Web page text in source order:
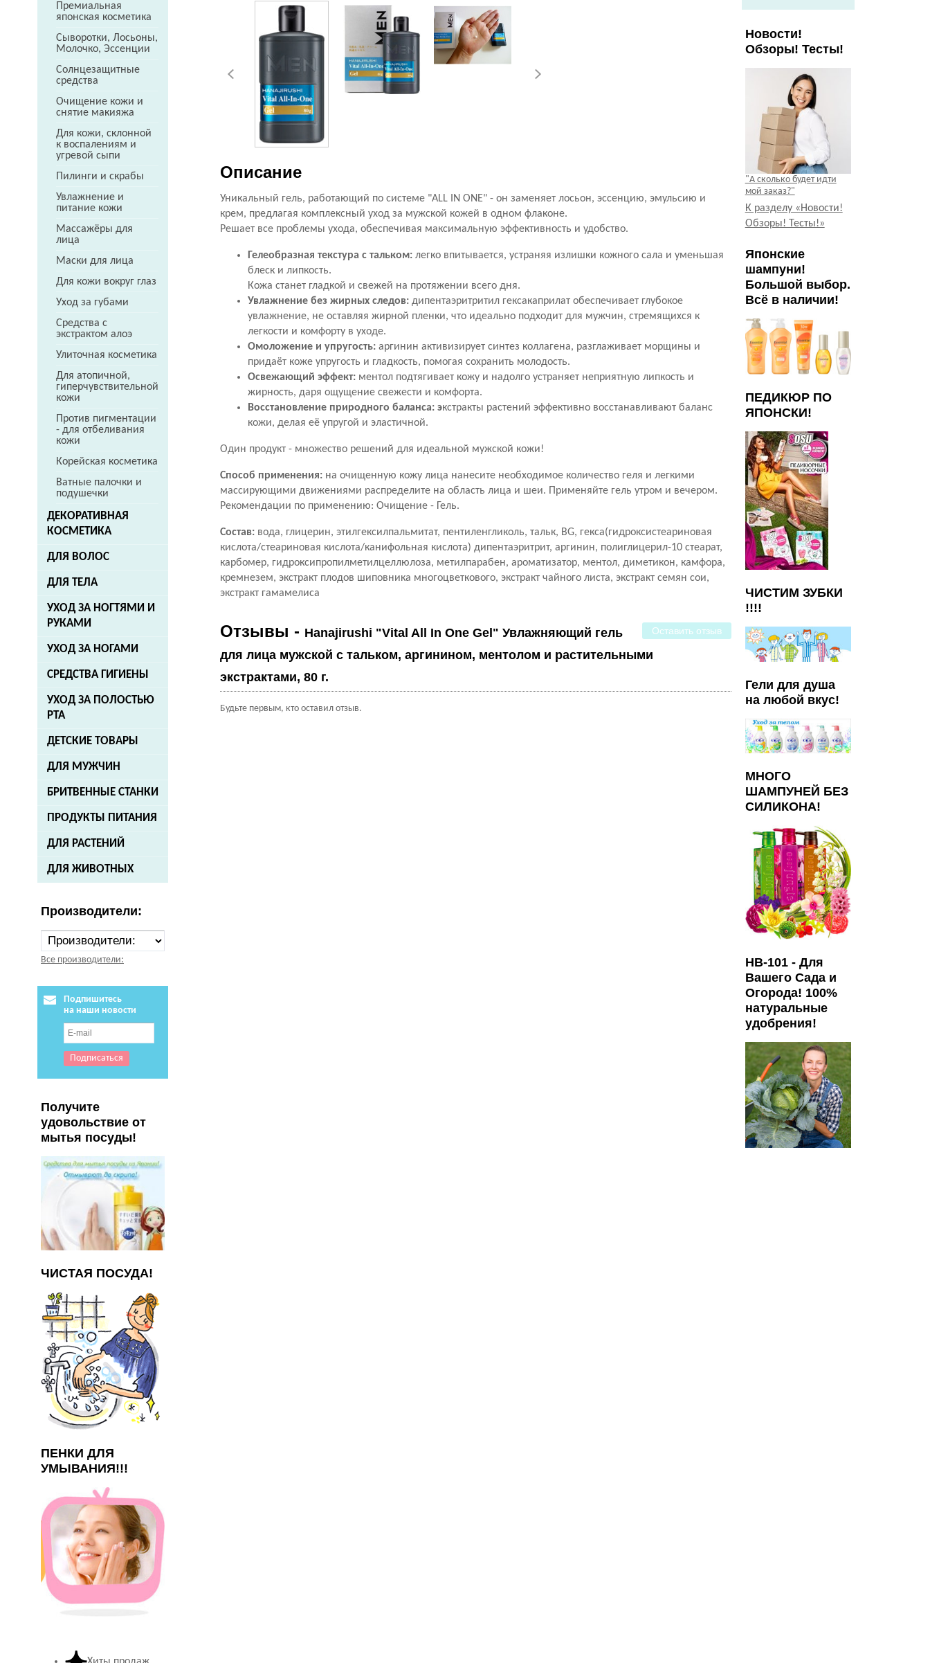
Премиальная
японская косметика
Сыворотки, Лосьоны,
Молочко, Эссенции
Солнцезащитные
средства
Очищение кожи и
снятие макияжа
Для кожи, склонной
к воспалениям и
угревой сыпи
Пилинги и скрабы
Увлажнение и
питание кожи
Массажёры для
лица
Маски для лица
Для кожи вокруг глаз
Уход за губами
Средства с
экстрактом алоэ
Улиточная косметика
Для атопичной,
гиперчувствительной
кожи
Против пигментации
- для отбеливания
кожи
Корейская косметика
Ватные палочки и
подушечки
ДЕКОРАТИВНАЯ
КОСМЕТИКА
ДЛЯ ВОЛОС
ДЛЯ ТЕЛА
УХОД ЗА НОГТЯМИ И
РУКАМИ
УХОД ЗА НОГАМИ
СРЕДСТВА ГИГИЕНЫ
УХОД ЗА ПОЛОСТЬЮ
РТА
ДЕТСКИЕ ТОВАРЫ
ДЛЯ МУЖЧИН
БРИТВЕННЫЕ СТАНКИ
ПРОДУКТЫ ПИТАНИЯ
ДЛЯ РАСТЕНИЙ
ДЛЯ ЖИВОТНЫХ
Производители:
Все производители:
Подпишитесь
на наши новости
Получите
удовольствие от
мытья посуды!
ЧИСТАЯ ПОСУДА!
ПЕНКИ ДЛЯ
УМЫВАНИЯ!!!
Описание
Уникальный гель, работающий по системе "ALL IN ONE" - он заменяет лосьон, эссенцию, эмульсию и
крем, предлагая комплексный уход за мужской кожей в одном флаконе.
Решает все проблемы ухода, обеспечивая максимальную эффективность и удобство.
Гелеобразная текстура с тальком: легко впитывается, устраняя излишки кожного сала и уменьшая
блеск и липкость.
Кожа станет гладкой и свежей на протяжении всего дня.
Увлажнение без жирных следов: дипентаэритритил гексакаприлат обеспечивает глубокое
увлажнение, не оставляя жирной пленки, что идеально подходит для мужчин, стремящихся к
легкости и комфорту в уходе.
Омоложение и упругость: аргинин активизирует синтез коллагена, разглаживает морщины и
придаёт коже упругость и гладкость, помогая сохранить молодость.
Освежающий эффект: ментол подтягивает кожу и надолго устраняет неприятную липкость и
жирность, даря ощущение свежести и комфорта.
Восстановление природного баланса: экстракты растений эффективно восстанавливают баланс
кожи, делая её упругой и эластичной.
Один продукт - множество решений для идеальной мужской кожи!
Способ применения: на очищенную кожу лица нанесите необходимое количество геля и легкими
массирующими движениями распределите на область лица и шеи. Применяйте гель утром и вечером.
Рекомендации по применению: Очищение - Гель.
Состав: вода, глицерин, этилгексилпальмитат, пентиленгликоль, тальк, BG, гекса(гидроксистеариновая
кислота/стеариновая кислота/канифольная кислота) дипентаэритрит, аргинин, полиглицерил-10 стеарат,
карбомер, гидроксипропилметилцеллюлоза, метилпарабен, ароматизатор, ментол, диметикон, камфора,
кремнезем, экстракт плодов шиповника многоцветкового, экстракт чайного листа, экстракт семян сои,
экстракт гамамелиса
Оставить отзыв
Отзывы - Hanajirushi "Vital All In One Gel" Увлажняющий гель
для лица мужской с тальком, аргинином, ментолом и растительными
экстрактами, 80 г.
Будьте первым, кто оставил отзыв.
Новости!
Обзоры! Тесты!
"А сколько будет идти
мой заказ?"
К разделу «Новости!
Обзоры! Тесты!»
Японские
шампуни!
Большой выбор.
Всё в наличии!
ПЕДИКЮР ПО
ЯПОНСКИ!
ЧИСТИМ ЗУБКИ
!!!!
Гели для душа
на любой вкус!
МНОГО
ШАМПУНЕЙ БЕЗ
СИЛИКОНА!
HB-101 - Для
Вашего Сада и
Огорода! 100%
натуральные
удобрения!